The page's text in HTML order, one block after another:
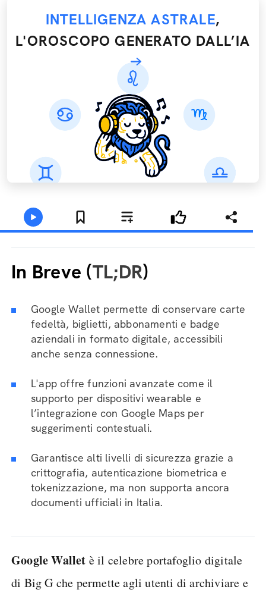
INTELLIGENZA ASTRALE,
L'OROSCOPO GENERATO DALL’IA
In Breve (TL;DR)
Google Wallet permette di conservare carte
fedeltà, biglietti, abbonamenti e badge
aziendali in formato digitale, accessibili
anche senza connessione.
L'app offre funzioni avanzate come il
supporto per dispositivi wearable e
l’integrazione con Google Maps per
suggerimenti contestuali.
Garantisce alti livelli di sicurezza grazie a
crittografia, autenticazione biometrica e
tokenizzazione, ma non supporta ancora
documenti ufficiali in Italia.
Google Wallet è il celebre portafoglio digitale
di Big G che permette agli utenti di archiviare e